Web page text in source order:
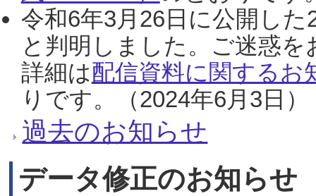
令和6年3月26日に公開し
と判明しました。ご迷惑
詳細は配信資料に関するお
りです。（2024年6月3日）
過去のお知らせ
データ修正のお知らせ